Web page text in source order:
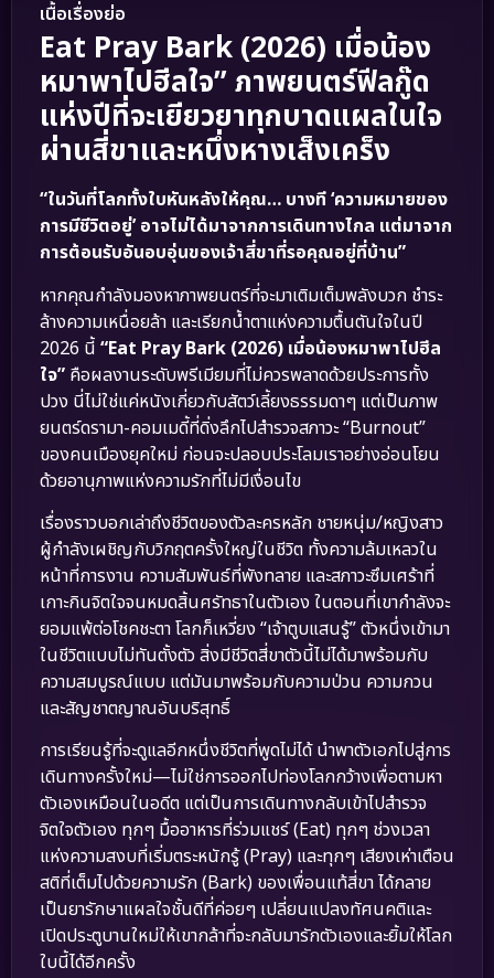
เนื้อเรื่องย่อ
Eat Pray Bark (2026) เมื่อน้อง
หมาพาไปฮีลใจ” ภาพยนตร์ฟีลกู๊ด
แห่งปีที่จะเยียวยาทุกบาดแผลในใจ
ผ่านสี่ขาและหนึ่งหางเส็งเคร็ง
“ในวันที่โลกทั้งใบหันหลังให้คุณ… บางที ‘ความหมายของ
การมีชีวิตอยู่’ อาจไม่ได้มาจากการเดินทางไกล แต่มาจาก
การต้อนรับอันอบอุ่นของเจ้าสี่ขาที่รอคุณอยู่ที่บ้าน”
หากคุณกำลังมองหาภาพยนตร์ที่จะมาเติมเต็มพลังบวก ชำระ
ล้างความเหนื่อยล้า และเรียกน้ำตาแห่งความตื้นตันใจในปี
2026 นี้ “Eat Pray Bark (2026) เมื่อน้องหมาพาไปฮีล
ใจ” คือผลงานระดับพรีเมียมที่ไม่ควรพลาดด้วยประการทั้ง
ปวง นี่ไม่ใช่แค่หนังเกี่ยวกับสัตว์เลี้ยงธรรมดาๆ แต่เป็นภาพ
ยนตร์ดรามา-คอมเมดี้ที่ดิ่งลึกไปสำรวจสภาวะ “Burnout”
ของคนเมืองยุคใหม่ ก่อนจะปลอบประโลมเราอย่างอ่อนโยน
ด้วยอานุภาพแห่งความรักที่ไม่มีเงื่อนไข
เรื่องราวบอกเล่าถึงชีวิตของตัวละครหลัก ชายหนุ่ม/หญิงสาว
ผู้กำลังเผชิญกับวิกฤตครั้งใหญ่ในชีวิต ทั้งความล้มเหลวใน
หน้าที่การงาน ความสัมพันธ์ที่พังทลาย และสภาวะซึมเศร้าที่
เกาะกินจิตใจจนหมดสิ้นศรัทธาในตัวเอง ในตอนที่เขากำลังจะ
ยอมแพ้ต่อโชคชะตา โลกก็เหวี่ยง “เจ้าตูบแสนรู้” ตัวหนึ่งเข้ามา
ในชีวิตแบบไม่ทันตั้งตัว สิ่งมีชีวิตสี่ขาตัวนี้ไม่ได้มาพร้อมกับ
ความสมบูรณ์แบบ แต่มันมาพร้อมกับความป่วน ความกวน
และสัญชาตญาณอันบริสุทธิ์
การเรียนรู้ที่จะดูแลอีกหนึ่งชีวิตที่พูดไม่ได้ นำพาตัวเอกไปสู่การ
เดินทางครั้งใหม่—ไม่ใช่การออกไปท่องโลกกว้างเพื่อตามหา
ตัวเองเหมือนในอดีต แต่เป็นการเดินทางกลับเข้าไปสำรวจ
จิตใจตัวเอง ทุกๆ มื้ออาหารที่ร่วมแชร์ (Eat) ทุกๆ ช่วงเวลา
แห่งความสงบที่เริ่มตระหนักรู้ (Pray) และทุกๆ เสียงเห่าเตือน
สติที่เต็มไปด้วยความรัก (Bark) ของเพื่อนแท้สี่ขา ได้กลาย
เป็นยารักษาแผลใจชั้นดีที่ค่อยๆ เปลี่ยนแปลงทัศนคติและ
เปิดประตูบานใหม่ให้เขากล้าที่จะกลับมารักตัวเองและยิ้มให้โลก
ใบนี้ได้อีกครั้ง